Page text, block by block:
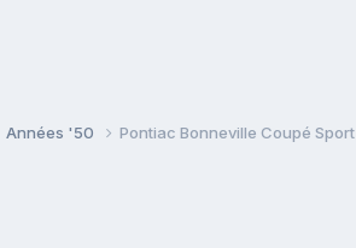
Années '50 Pontiac Bonneville Coupé Sport